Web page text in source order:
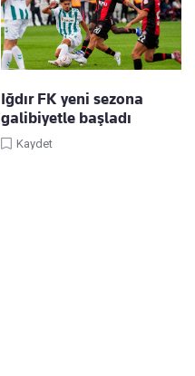
Iğdır FK yeni sezona
galibiyetle başladı
Kaydet